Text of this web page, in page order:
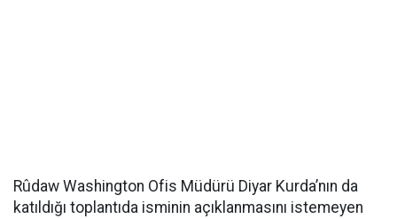
Rûdaw Washington Ofis Müdürü Diyar Kurda’nın da
katıldığı toplantıda isminin açıklanmasını istemeyen